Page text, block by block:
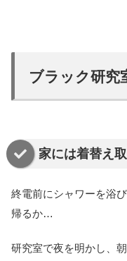
ブラック研究
家には着替え
終電前にシャワーを浴
帰るか…
研究室で夜を明かし、